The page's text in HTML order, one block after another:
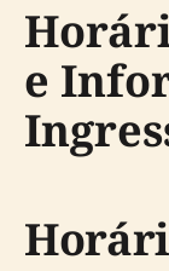
e